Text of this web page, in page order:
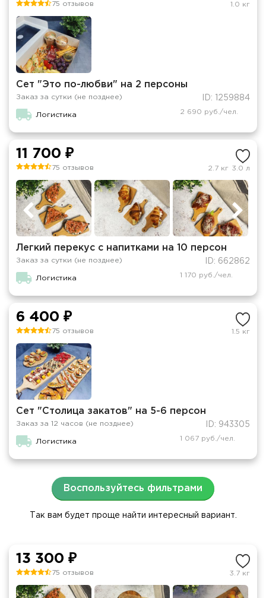
75 отзывов 1.0 кг
Сет "Это по-любви" на 2 персоны
Заказ за сутки (не позднее) ID: 1259884
Логистика 2 690 руб./чел.
11 700 ₽
75 отзывов 2.7 кг 3.0 л
Легкий перекус с напитками на 10 персон
Заказ за сутки (не позднее) ID: 662862
Логистика 1 170 руб./чел.
6 400 ₽
75 отзывов 1.5 кг
Сет "Столица закатов" на 5-6 персон
Заказ за 12 часов (не позднее) ID: 943305
Логистика 1 067 руб./чел.
Воспользуйтесь фильтрами
Так вам будет проще найти интересный вариант.
13 300 ₽
75 отзывов 3.7 кг